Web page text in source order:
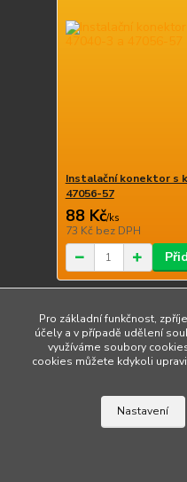
Instalační konektor s
47056-57
88 Kč/ks
73 Kč bez DPH
Pro základní funkčnost,
účely a v případě udělení
využíváme soubory
cookies můžete kdykoli
Nastavení